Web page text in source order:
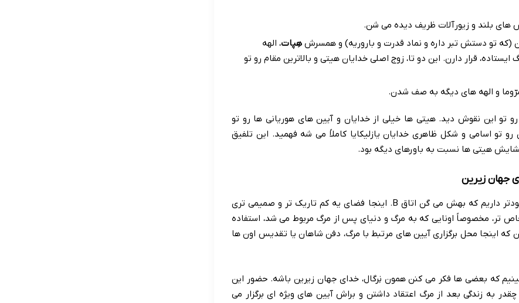
های بلند و زیورآلات ظریف دیده می شن.
(که تو دستش تبر داره و نماد قدرت و باروریه) و همسرشهِپات، الهه
قرار دارن. این دو تا، زوج اصلی خدایان هیتی و بالاترین مقام رو تو
و الهه های دیگه به صف شدن.
تو این نقوش دید. هیتی ها خیلی از خدایان و آیین های هوریانی ها رو تو
تو اسامی و شکل ظاهری خدایان یازلیکایا کاملاً می شه فهمید. این تلفیق
هیتی ها نسبت به باورهای دیگه بود.
بعد از اتاق A، یه تالار کوچیک تر و رازآلودتر داریم که بهش می گن اتاق B. اینجا فضای یه کم تاریک تر و صمیمی تری
تر، مخصوصاً اونایی که به مرگ و دنیای پس از مرگ مربوط می شد، استفاده
اینجا محل برگزاری آیین های مرتبط با مرگ، دفن شاهان یا تقدیس اون ها
که بعضی ها فکر می کنن همون نِرگال، خدای جهان زیرین باشه. حضور این
به زندگی بعد از مرگ اعتقاد داشتن و براش آیین های ویژه ای برگزار می